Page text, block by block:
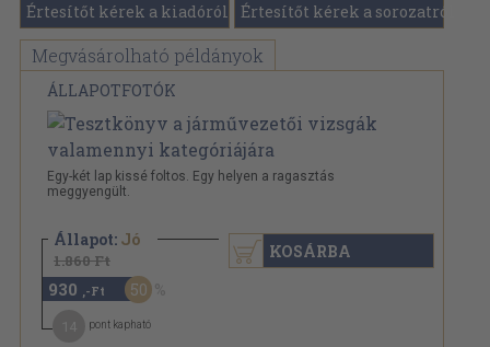
Értesítőt kérek a kiadóról Értesítőt kérek a sorozatról
Megvásárolható példányok
ÁLLAPOTFOTÓK
Egy-két lap kissé foltos. Egy helyen a ragasztás
meggyengült.
Állapot: Jó
1.860 Ft
930 ,-Ft 50
pont kapható
KOSÁRBA